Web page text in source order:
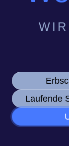
Laufende